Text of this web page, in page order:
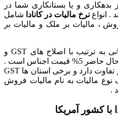
و یا بستانکاری شما در
. انواع نرخ مالیات در کانادا شامل
، مالیات بر ملک و مالیات بر
به ترتیب با اصلاح های GSTو
5% قیمت اجناس است .
دارد و برخی استان ها GST
نوع مالیات به نام مالیات فروش
.
با کشور آمریکا